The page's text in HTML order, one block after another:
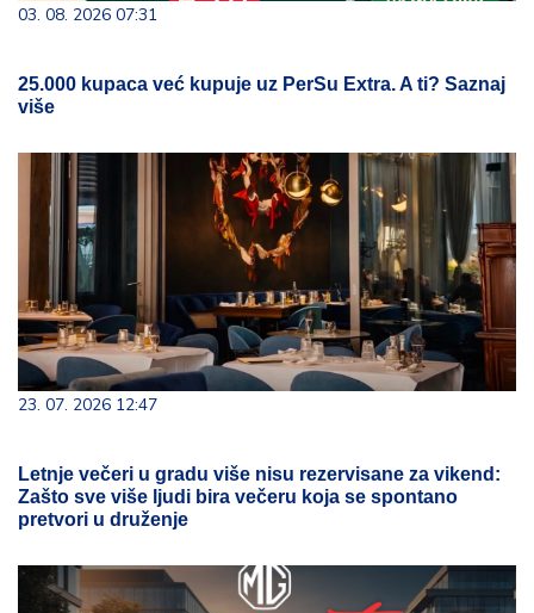
03. 08. 2026 07:31
25.000 kupaca već kupuje uz PerSu Extra. A ti? Saznaj
više
23. 07. 2026 12:47
Letnje večeri u gradu više nisu rezervisane za vikend:
Zašto sve više ljudi bira večeru koja se spontano
pretvori u druženje